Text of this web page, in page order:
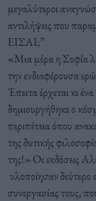
μεγαλύτεροι
αντιλήψεις που
ΕΙΣΑΙ;”
«Μια μέρα η Σοφία
την ενδιαφέρουσα
Έπειτα έρχεται κι
δημιουργήθηκε ο
περιπέτεια όπου
της δυτικής
της!» Οι εκδόσεις
υλοποίησαν δεύτερο
συνεργασίας τους,